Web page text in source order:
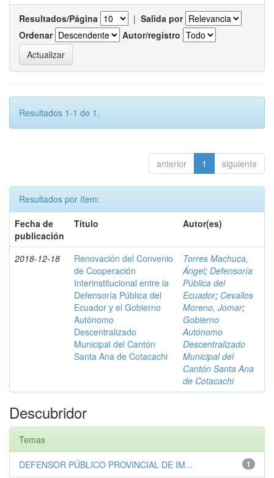
Resultados/Página | Salida por
Ordenar
Autor/registro
Resultados 1-1 de 1.
anterior 1 siguiente
Resultados por ítem:
Fecha de
publicación
Título Autor(es)
2018-12-18
Renovación del Convenio
de Cooperación
Interinstitucional entre la
Defensoría Pública del
Ecuador y el Gobierno
Autónomo
Descentralizado
Municipal del Cantón
Santa Ana de Cotacachi
Torres Machuca,
Ángel; Defensoría
Pública del
Ecuador; Cevallos
Moreno, Jomar;
Gobierno
Autónomo
Descentralizado
Municipal del
Cantón Santa Ana
de Cotacachi
Descubridor
Temas
1
DEFENSOR PÚBLICO PROVINCIAL DE IM...